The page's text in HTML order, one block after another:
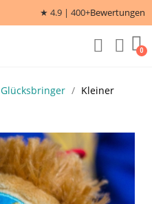
★ 4.9 | 400+Bewertungen
Glücksbringer
Kleiner